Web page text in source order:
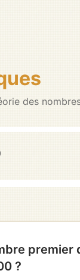
des
premier
?